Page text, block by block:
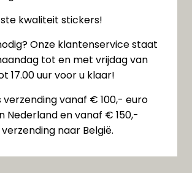
kwaliteit stickers!
Onze klantenservice staat
tot en met vrijdag van
17.00 uur voor u klaar!
verzending vanaf € 100,- euro
Nederland en vanaf € 150,-
naar België.